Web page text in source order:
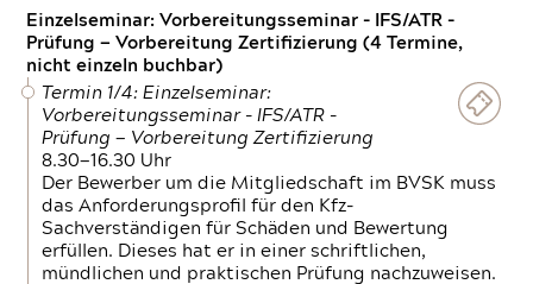
Einzelseminar: Vorbereitungsseminar - IFS/ATR -
Prüfung — Vorbereitung Zertifizierung (4 Termine,
nicht einzeln buchbar)
Termin 1/4: Einzelseminar:
Vorbereitungsseminar - IFS/ATR -
Prüfung — Vorbereitung Zertifizierung
8.30—16.30 Uhr
Der Bewerber um die Mitgliedschaft im BVSK muss
das Anforderungsprofil für den Kfz-
Sachverständigen für Schäden und Bewertung
erfüllen. Dieses hat er in einer schriftlichen,
mündlichen und praktischen Prüfung nachzuweisen.